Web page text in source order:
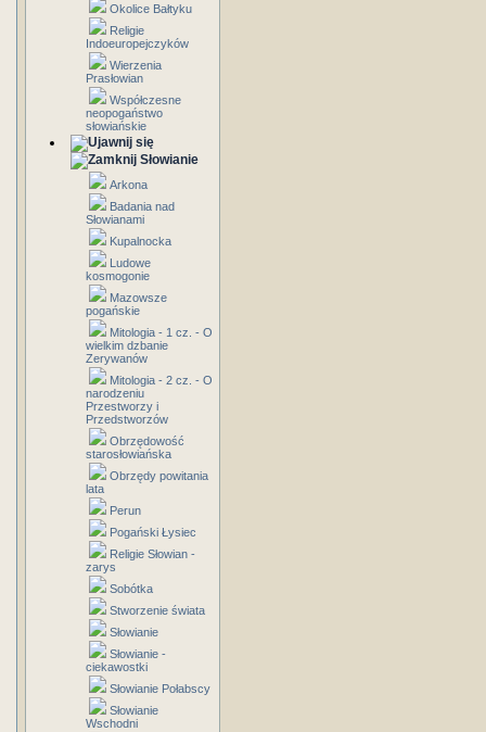
Okolice Bałtyku
Religie
Indoeuropejczyków
Wierzenia
Prasłowian
Współczesne
neopogaństwo
słowiańskie
Słowianie
Arkona
Badania nad
Słowianami
Kupalnocka
Ludowe
kosmogonie
Mazowsze
pogańskie
Mitologia - 1 cz. - O
wielkim dzbanie
Zerywanów
Mitologia - 2 cz. - O
narodzeniu
Przestworzy i
Przedstworzów
Obrzędowość
starosłowiańska
Obrzędy powitania
lata
Perun
Pogański Łysiec
Religie Słowian -
zarys
Sobótka
Stworzenie świata
Słowianie
Słowianie -
ciekawostki
Słowianie Połabscy
Słowianie
Wschodni